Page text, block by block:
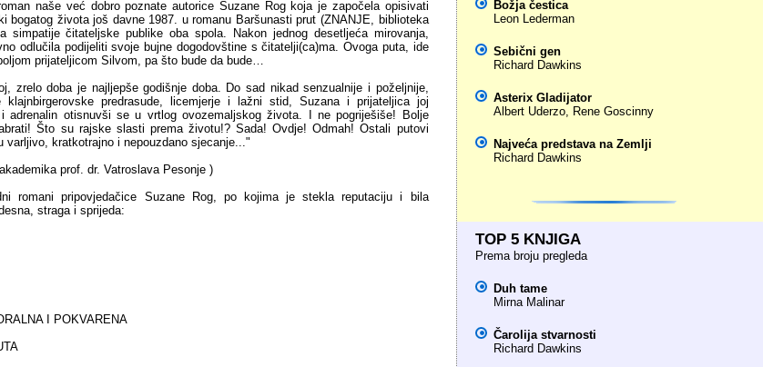
naše već dobro poznate autorice Suzane Rog koja je započela opisivati
bogatog života još davne 1987. u romanu Baršunasti prut (ZNANJE, biblioteka
simpatije čitateljske publike oba spola. Nakon jednog desetljeća mirovanja,
odlučila podijeliti svoje bujne dogodovštine s čitatelji(ca)ma. Ovoga puta, ide
prijateljicom Silvom, pa što bude da bude…
zrelo doba je najljepše godišnje doba. Do sad nikad senzualnije i poželjnije,
klajnbirgerovske predrasude, licemjerje i lažni stid, Suzana i prijateljica joj
adrenalin otisnuvši se u vrtlog ovozemaljskog života. I ne pogriješiše! Bolje
Što su rajske slasti prema životu!? Sada! Ovdje! Odmah! Ostali putovi
varljivo, kratkotrajno i nepouzdano sjecanje..."
prof. dr. Vatroslava Pesonje )
romani pripovjedačice Suzane Rog, po kojima je stekla reputaciju i bila
straga i sprijeda:
I POKVARENA
Božja čestica
Leon Lederman
Sebični gen
Richard Dawkins
Asterix Gladijator
Albert Uderzo, Rene Goscinny
Najveća predstava na Zemlji
Richard Dawkins
TOP 5 KNJIGA
Prema broju pregleda
Duh tame
Mirna Malinar
Čarolija stvarnosti
Richard Dawkins